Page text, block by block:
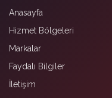
Anasayfa
Hizmet Bölgeleri
Markalar
Faydalı Bilgiler
İletişim